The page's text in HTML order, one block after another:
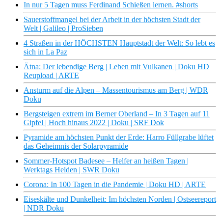
In nur 5 Tagen muss Ferdinand Schießen lernen. #shorts
Sauerstoffmangel bei der Arbeit in der höchsten Stadt der
Welt | Galileo | ProSieben
4 Straßen in der HÖCHSTEN Hauptstadt der Welt: So lebt es
sich in La Paz
Ätna: Der lebendige Berg | Leben mit Vulkanen | Doku HD
Reupload | ARTE
Ansturm auf die Alpen – Massentourismus am Berg | WDR
Doku
Bergsteigen extrem im Berner Oberland – In 3 Tagen auf 11
Gipfel | Hoch hinaus 2022 | Doku | SRF Dok
Pyramide am höchsten Punkt der Erde: Harro Füllgrabe lüftet
das Geheimnis der Solarpyramide
Sommer-Hotspot Badesee – Helfer an heißen Tagen |
Werktags Helden | SWR Doku
Corona: In 100 Tagen in die Pandemie | Doku HD | ARTE
Eiseskälte und Dunkelheit: Im höchsten Norden | Ostseereport
| NDR Doku